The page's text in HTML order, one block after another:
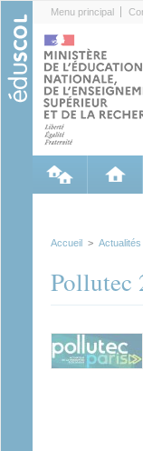
Menu principal
Accueil > Actualités
Pollutec